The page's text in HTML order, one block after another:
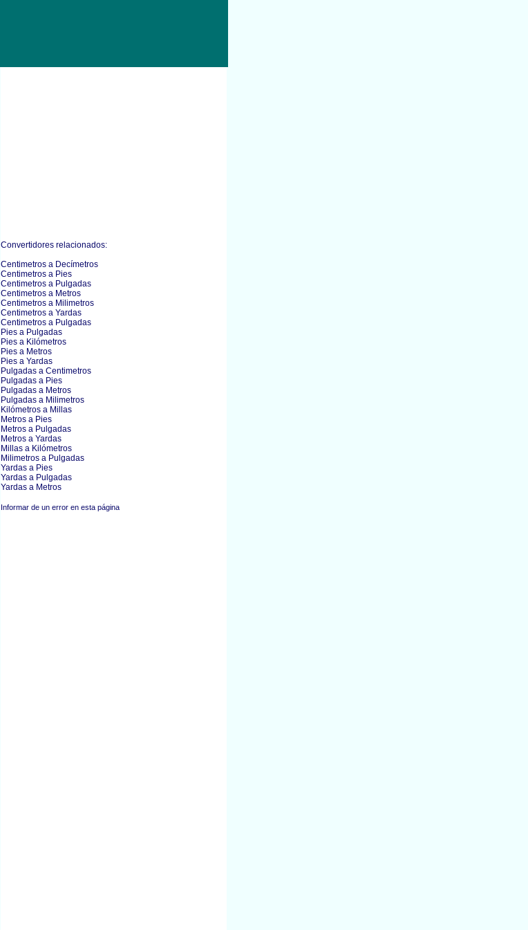
Convertidores relacionados:
Centimetros a Decímetros
Centimetros a Pies
Centimetros a Pulgadas
Centimetros a Metros
Centimetros a Milimetros
Centimetros a Yardas
Centimetros a Pulgadas
Pies a Pulgadas
Pies a Kilómetros
Pies a Metros
Pies a Yardas
Pulgadas a Centimetros
Pulgadas a Pies
Pulgadas a Metros
Pulgadas a Milimetros
Kilómetros a Millas
Metros a Pies
Metros a Pulgadas
Metros a Yardas
Millas a Kilómetros
Milimetros a Pulgadas
Yardas a Pies
Yardas a Pulgadas
Yardas a Metros
Informar de un error en esta página